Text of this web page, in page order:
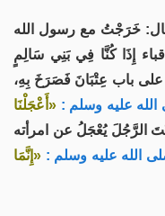
خَرَجْتُ مع رسول الله
إِذَا كُنَّا فِي بَنِي سَالِمٍ
باب عِتْبَانَ فَصَرَخَ بِهِ،
عليه وسلم : «أَعْجَلْنَا
الرَّجُلَ يُعْجَلُ عن امرأته
الله عليه وسلم : «إِنَّمَا